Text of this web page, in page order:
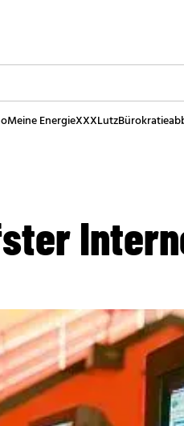
Meine EnergieXXXLutz